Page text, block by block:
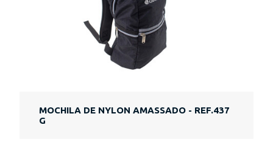
MOCHILA DE NYLON AMASSADO - REF.437
G